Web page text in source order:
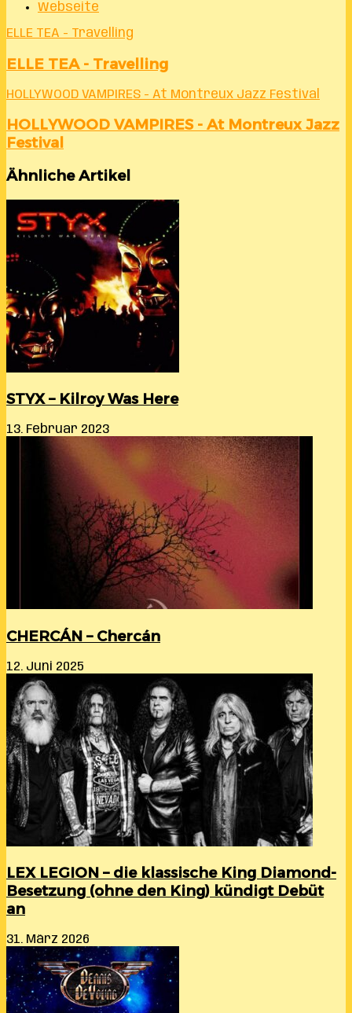
Webseite
ELLE TEA - Travelling
ELLE TEA - Travelling
HOLLYWOOD VAMPIRES - At Montreux Jazz Festival
HOLLYWOOD VAMPIRES - At Montreux Jazz
Festival
Ähnliche Artikel
STYX – Kilroy Was Here
13. Februar 2023
CHERCÁN – Chercán
12. Juni 2025
LEX LEGION – die klassische King Diamond-
Besetzung (ohne den King) kündigt Debüt
an
31. März 2026